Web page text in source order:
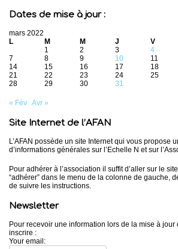
Dates de mise à jour :
mars 2022
L
M M J V
1
2 3 4
7
8 9 10 11
14
15 16 17 18
21
22 23 24 25
28
29 30 31
« Fév Avr »
Site Internet de l’AFAN
L’AFAN possède un site Internet qui vous propose
d’informations générales sur l’Echelle N et sur
Pour adhérer à l’association il suffit d’aller sur le
“adhérer” dans le menu de la colonne de gauche,
de suivre les instructions.
Newsletter
Pour recevoir une information lors de la mise à
inscrire :
Your email: